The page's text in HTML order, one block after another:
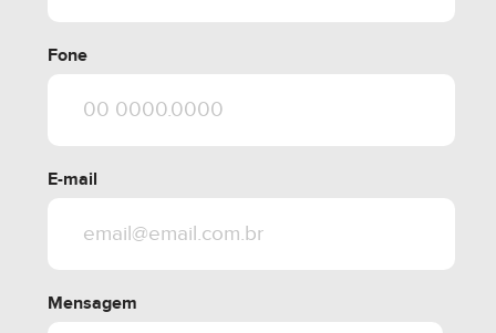
Fone
E-mail
Mensagem